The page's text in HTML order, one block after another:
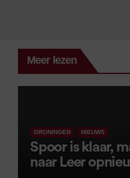
Meer lezen
GRONINGEN NIEUWS
Spoor is klaar,
naar Leer